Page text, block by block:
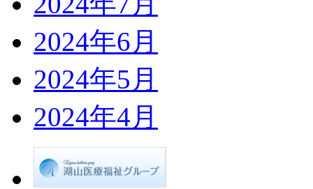
2024年6月
2024年5月
2024年4月